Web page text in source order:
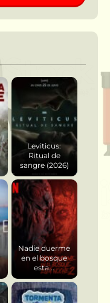
Leviticus:
Ritual de
sangre (2026)
Nadie duerme
en el bosque
esta...